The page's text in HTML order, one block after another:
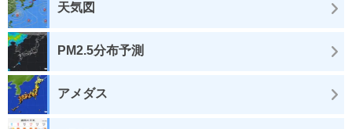
天気図
PM2.5分布予測
アメダス